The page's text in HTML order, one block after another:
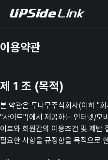
UPSide
Link
이용약관
제 1 조 (목적)
본 약관은 두나무주식회사(이하 "
"사이트")에서 제공하는 인터넷/모
이트와 회원간의 이용조건 및 제반
필요한 사항을 규정함을 목적으로